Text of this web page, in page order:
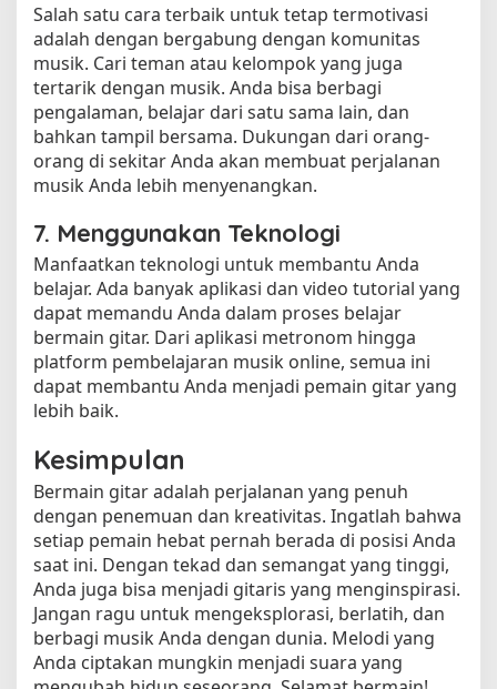
Salah satu cara terbaik untuk tetap termotivasi
adalah dengan bergabung dengan komunitas
musik. Cari teman atau kelompok yang juga
tertarik dengan musik. Anda bisa berbagi
pengalaman, belajar dari satu sama lain, dan
bahkan tampil bersama. Dukungan dari orang-
orang di sekitar Anda akan membuat perjalanan
musik Anda lebih menyenangkan.
7. Menggunakan Teknologi
Manfaatkan teknologi untuk membantu Anda
belajar. Ada banyak aplikasi dan video tutorial yang
dapat memandu Anda dalam proses belajar
bermain gitar. Dari aplikasi metronom hingga
platform pembelajaran musik online, semua ini
dapat membantu Anda menjadi pemain gitar yang
lebih baik.
Kesimpulan
Bermain gitar adalah perjalanan yang penuh
dengan penemuan dan kreativitas. Ingatlah bahwa
setiap pemain hebat pernah berada di posisi Anda
saat ini. Dengan tekad dan semangat yang tinggi,
Anda juga bisa menjadi gitaris yang menginspirasi.
Jangan ragu untuk mengeksplorasi, berlatih, dan
berbagi musik Anda dengan dunia. Melodi yang
Anda ciptakan mungkin menjadi suara yang